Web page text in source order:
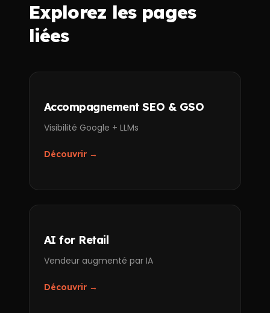
Explorez les pages
liées
Accompagnement SEO & GSO
Visibilité Google + LLMs
Découvrir →
AI for Retail
Vendeur augmenté par IA
Découvrir →